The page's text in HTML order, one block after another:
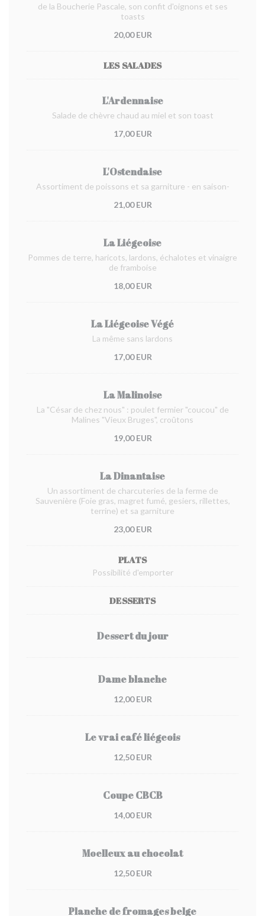
de la Boucherie Pascale, son confit d'oignons et ses
toasts
20,00 EUR
LES SALADES
L'Ardennaise
Salade de chèvre chaud au miel et son toast
17,00 EUR
L'Ostendaise
Assortiment de poissons et sa garniture - en saison-
21,00 EUR
La Liégeoise
Pommes de terre, haricots, lardons, échalotes et vinaigre
de framboise
18,00 EUR
La Liégeoise Végé
La même sans lardons
17,00 EUR
La Malinoise
La "César de chez nous" : poulet fermier "coucou" de
Malines "Vieux Bruges", croûtons
19,00 EUR
La Dinantaise
Un assortiment de charcuteries de la ferme de
Sauvenière (Foie gras, magret fumé, gesiers, rillettes,
terrine) et sa garniture
23,00 EUR
PLATS
Possibilité d'emporter
DESSERTS
Dessert du jour
Dame blanche
12,00 EUR
Le vrai café liégeois
12,50 EUR
Coupe CBCB
14,00 EUR
Moelleux au chocolat
12,50 EUR
Planche de fromages belge